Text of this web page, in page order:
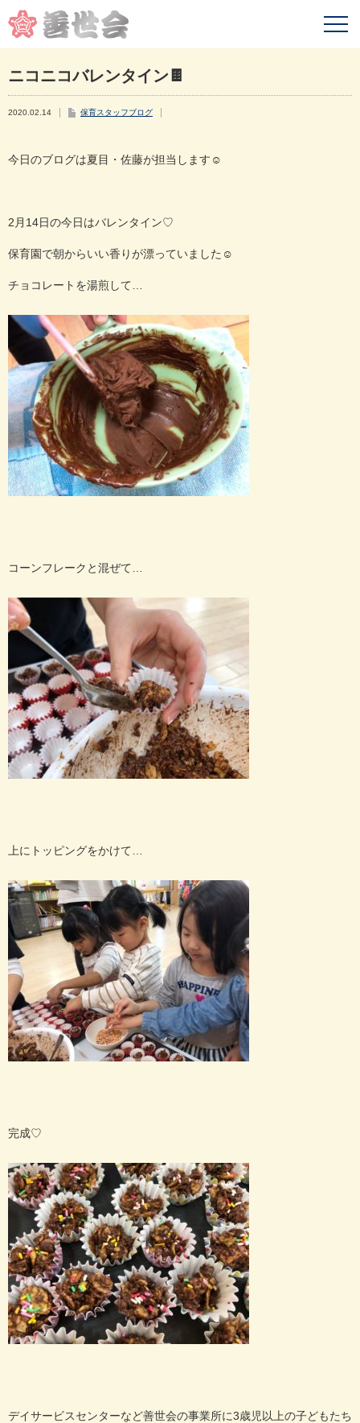
ニコニコバレンタイン🍫
2020.02.14 保育スタッフブログ
今日のブログは夏目・佐藤が担当します☺︎
2月14日の今日はバレンタイン♡
保育園で朝からいい香りが漂っていました☺︎
チョコレートを湯煎して…
コーンフレークと混ぜて…
上にトッピングをかけて…
完成♡
デイサービスセンターなど善世会の事業所に3歳児以上の子どもたち